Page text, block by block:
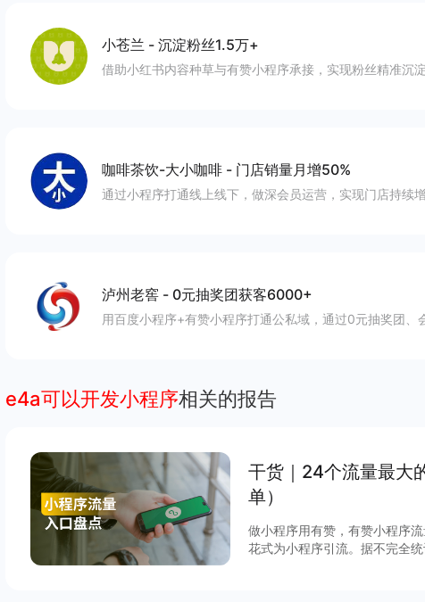
小苍兰 - 沉淀粉丝1.5万+
借助小红书内容种草与有赞小程序承接，实现粉丝精准沉
咖啡茶饮-大小咖啡 - 门店销量月增50%
通过小程序打通线上线下，做深会员运营，实现门店持续增
泸州老窖 - 0元抽奖团获客6000+
用百度小程序+有赞小程序打通公私域，通过0元抽奖团、
e4a可以开发小程序相关的报告
干货｜24个流量最大
单）
做小程序用有赞，有赞小程序
花式为小程序引流。据不完全